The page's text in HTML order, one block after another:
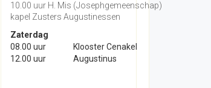
10.00 uur H. Mis (Josephgemeenschap)
kapel Zusters Augustinessen
Zaterdag
08.00 uur
Klooster Cenakel
12.00 uur
Augustinus